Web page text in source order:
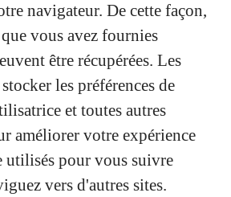
navigateur. De cette façon,
vous avez fournies
être récupérées. Les
les préférences de
et toutes autres
améliorer votre expérience
utilisés pour vous suivre
vers d'autres sites.